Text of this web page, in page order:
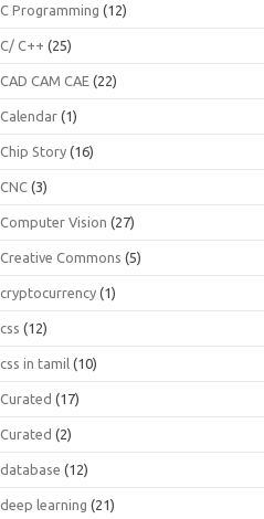
C Programming (12)
C/ C++ (25)
CAD CAM CAE (22)
Calendar (1)
Chip Story (16)
CNC (3)
Computer Vision (27)
Creative Commons (5)
cryptocurrency (1)
css (12)
css in tamil (10)
Curated (17)
Curated (2)
database (12)
deep learning (21)